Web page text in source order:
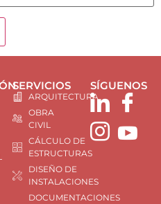
SERVICIOS
ARQUITECTURA
OBRA
CIVIL
CÁLCULO DE
ESTRUCTURAS
DISEÑO DE
INSTALACIONES
DOCUMENTACIONES
SÍGUENOS